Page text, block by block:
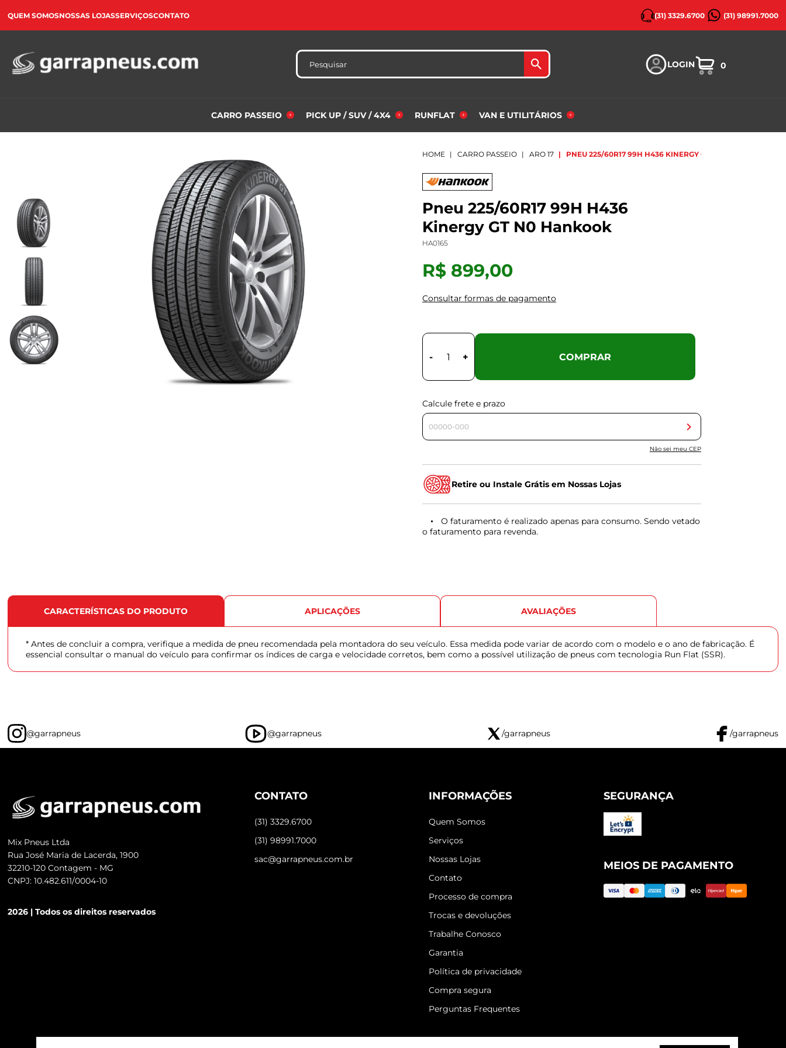
QUEM SOMOSNOSSAS LOJASSERVIÇOSCONTATO (31) 3329.6700 (31) 98991.7000
LOGIN 0
CARRO PASSEIO PICK UP / SUV / 4X4 RUNFLAT VAN E UTILITÁRIOS
HOME CARRO PASSEIO ARO 17 PNEU 225/60R17 99H H436 KINERGY GT N0 HANKOOK
Pneu 225/60R17 99H H436
Kinergy GT N0 Hankook
HA0165
R$ 899,00
Consultar formas de pagamento
- + COMPRAR
Calcule frete e prazo
Não sei meu CEP
Retire ou Instale Grátis em Nossas Lojas
O faturamento é realizado apenas para consumo. Sendo vetado
o faturamento para revenda.
CARACTERÍSTICAS DO PRODUTO APLICAÇÕES AVALIAÇÕES
* Antes de concluir a compra, verifique a medida de pneu recomendada pela montadora do seu veículo. Essa medida pode variar de acordo com o modelo e o ano de fabricação. É
essencial consultar o manual do veículo para confirmar os índices de carga e velocidade corretos, bem como a possível utilização de pneus com tecnologia Run Flat (SSR).
@garrapneus @garrapneus /garrapneus /garrapneus
Mix Pneus Ltda
Rua José Maria de Lacerda, 1900
32210-120 Contagem - MG
CNPJ: 10.482.611/0004-10
2026 | Todos os direitos reservados
CONTATO
(31) 3329.6700
(31) 98991.7000
sac@garrapneus.com.br
INFORMAÇÕES
Quem Somos
Serviços
Nossas Lojas
Contato
Processo de compra
Trocas e devoluções
Trabalhe Conosco
Garantia
Política de privacidade
Compra segura
Perguntas Frequentes
SEGURANÇA
MEIOS DE PAGAMENTO